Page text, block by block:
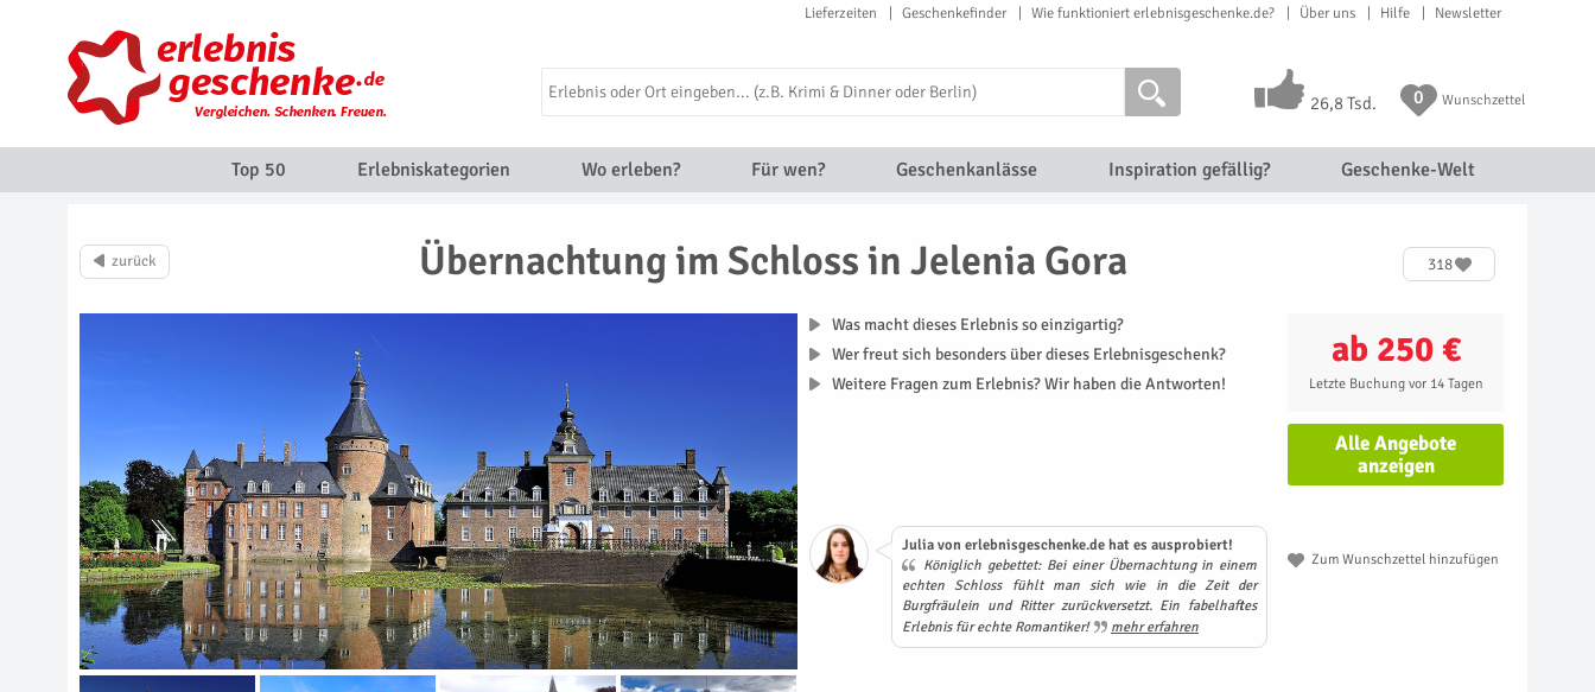
Lieferzeiten Geschenkefinder Wie funktioniert erlebnisgeschenke.de? Über uns Hilfe Newsletter
26,8 Tsd. 0 Wunschzettel
Top 50 Erlebniskategorien Wo erleben? Für wen? Geschenkanlässe Inspiration gefällig? Geschenke-Welt
Übernachtung im Schloss in Jelenia Gora 318
ab 250 €
Letzte Buchung vor 14 Tagen
Alle Angebote
anzeigen
Zum Wunschzettel hinzufügen
Was macht dieses Erlebnis so einzigartig?
Wer freut sich besonders über dieses Erlebnisgeschenk?
Weitere Fragen zum Erlebnis? Wir haben die Antworten!
Julia von erlebnisgeschenke.de hat es ausprobiert!
Königlich gebettet: Bei einer Übernachtung in einem
echten Schloss fühlt man sich wie in die Zeit der
Burgfräulein und Ritter zurückversetzt. Ein fabelhaftes
Erlebnis für echte Romantiker!
mehr erfahren